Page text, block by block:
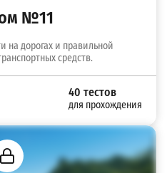
№11
на дорогах и правильной
средств.
40 тестов
для прохождения